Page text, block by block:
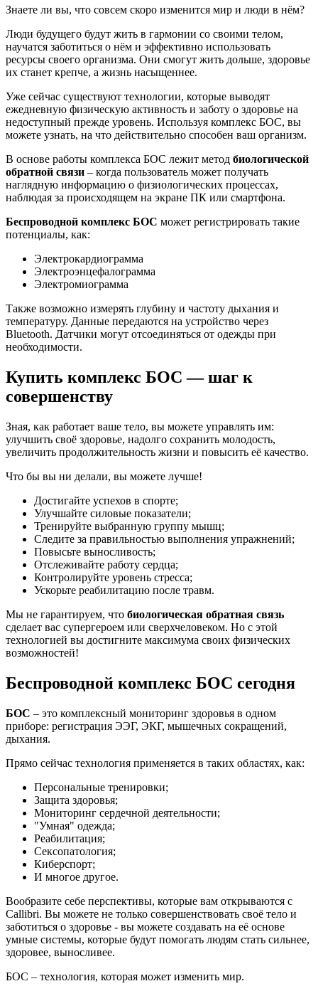
Знаете ли вы, что совсем скоро изменится мир и люди в нём?
Люди будущего будут жить в гармонии со своими телом,
научатся заботиться о нём и эффективно использовать
ресурсы своего организма. Они смогут жить дольше, здоровье
их станет крепче, а жизнь насыщеннее.
Уже сейчас существуют технологии, которые выводят
ежедневную физическую активность и заботу о здоровье на
недоступный прежде уровень. Используя комплекс БОС, вы
можете узнать, на что действительно способен ваш организм.
В основе работы комплекса БОС лежит метод биологической
обратной связи – когда пользователь может получать
наглядную информацию о физиологических процессах,
наблюдая за происходящем на экране ПК или смартфона.
Беспроводной комплекс БОС может регистрировать такие
потенциалы, как:
Электрокардиограмма
Электроэнцефалограмма
Электромиограмма
Также возможно измерять глубину и частоту дыхания и
температуру. Данные передаются на устройство через
Bluetooth. Датчики могут отсоединяться от одежды при
необходимости.
Купить комплекс БОС — шаг к
совершенству
Зная, как работает ваше тело, вы можете управлять им:
улучшить своё здоровье, надолго сохранить молодость,
увеличить продолжительность жизни и повысить её качество.
Что бы вы ни делали, вы можете лучше!
Достигайте успехов в спорте;
Улучшайте силовые показатели;
Тренируйте выбранную группу мышц;
Следите за правильностью выполнения упражнений;
Повысьте выносливость;
Отслеживайте работу сердца;
Контролируйте уровень стресса;
Ускорьте реабилитацию после травм.
Мы не гарантируем, что биологическая обратная связь
сделает вас супергероем или сверхчеловеком. Но с этой
технологией вы достигните максимума своих физических
возможностей!
Беспроводной комплекс БОС сегодня
БОС – это комплексный мониторинг здоровья в одном
приборе: регистрация ЭЭГ, ЭКГ, мышечных сокращений,
дыхания.
Прямо сейчас технология применяется в таких областях, как:
Персональные тренировки;
Защита здоровья;
Мониторинг сердечной деятельности;
"Умная" одежда;
Реабилитация;
Сексопатология;
Киберспорт;
И многое другое.
Вообразите себе перспективы, которые вам открываются с
Callibri. Вы можете не только совершенствовать своё тело и
заботиться о здоровье - вы можете создавать на её основе
умные системы, которые будут помогать людям стать сильнее,
здоровее, выносливее.
БОС – технология, которая может изменить мир.